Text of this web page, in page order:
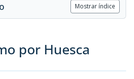
Mostrar índice
por Huesca